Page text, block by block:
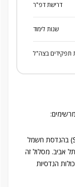
דרישת דפ"ר
שנות לימוד
תפקידים בצה"ל
1. מסלול ארבע שנים לקבלת תואר ראשון (Sc.B) בהנדסת חשמל
תל אביב. מסלול זה
יכולות הנדסיות